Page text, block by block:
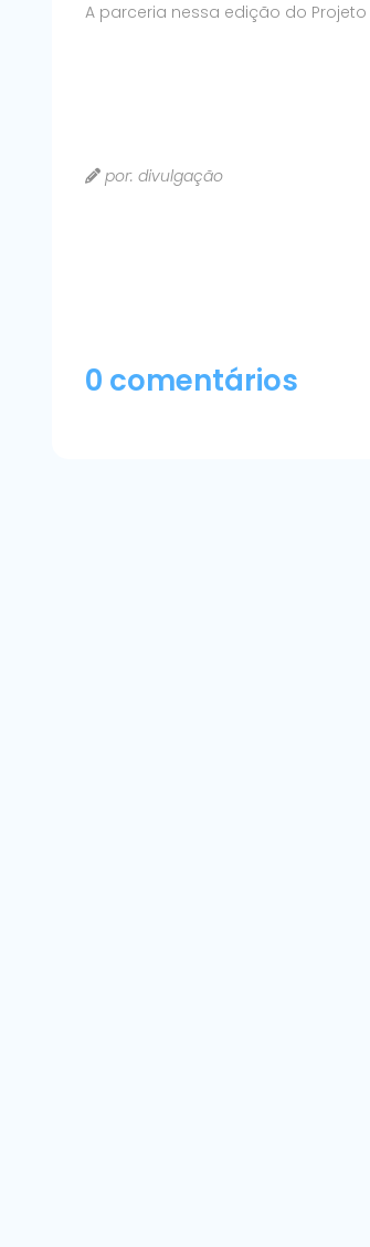
A parceria nessa edição do Projeto
por: divulgação
0 comentários